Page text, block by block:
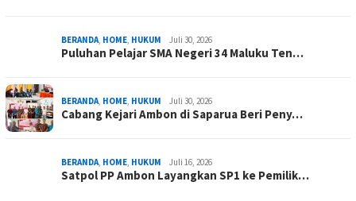
BERANDA, HOME, HUKUM Juli 30, 2026
Puluhan Pelajar SMA Negeri 34 Maluku Ten…
BERANDA, HOME, HUKUM Juli 30, 2026
Cabang Kejari Ambon di Saparua Beri Peny…
BERANDA, HOME, HUKUM Juli 16, 2026
Satpol PP Ambon Layangkan SP1 ke Pemilik…